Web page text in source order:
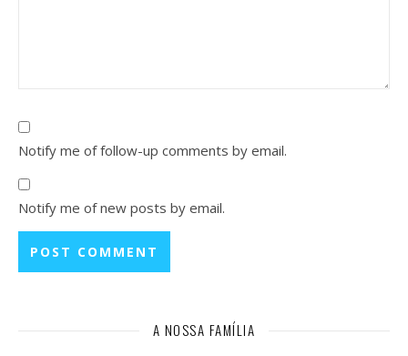
Notify me of follow-up comments by email.
Notify me of new posts by email.
A NOSSA FAMÍLIA